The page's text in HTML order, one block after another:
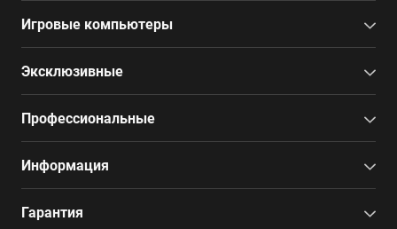
Игровые компьютеры
Эксклюзивные
Профессиональные
Информация
Гарантия